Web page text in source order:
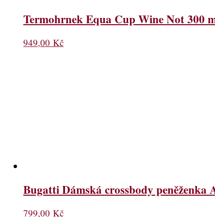
Termohrnek Equa Cup Wine Not 300
949,00 Kč
Bugatti Dámská crossbody peněženka
799,00 Kč